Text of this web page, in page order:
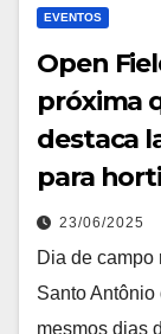
EVENTOS
Open
próxima
destaca
para
23/06/2025
Dia de campo
Santo
mesmos dias